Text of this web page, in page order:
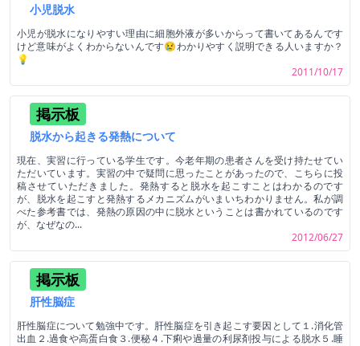
小児脱水
小児が脱水になりやすい理由に細胞外液が多いからって書いてあるんです
けど意味がよくわからないんです😢わかりやすく説明できる人いますか？
💡
2011/10/17
掲示板
脱水から起きる発熱について
現在、実習に行っている学生です。今老年期の患者さんを受け持たせてい
ただいています。実習の中で疑問に思ったことがあったので、こちらに投
稿させていただきました。発熱すると脱水を起こすことはわかるのです
が、脱水を起こすと発熱するメカニズムがいまいちわかりません。私が調
べた参考書では、発熱の原因の中に脱水ということは書かれているのです
が、なぜなの...
2012/06/27
掲示板
肝性脳症
肝性脳症について勉強中です。肝性脳症を引き起こす要因として１.消化管
出血２.過食や高蛋白食３.便秘４.下痢や過量の利尿剤投与による脱水５.睡